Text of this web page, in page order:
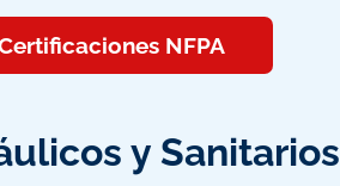
NFPA
y Sanitarios